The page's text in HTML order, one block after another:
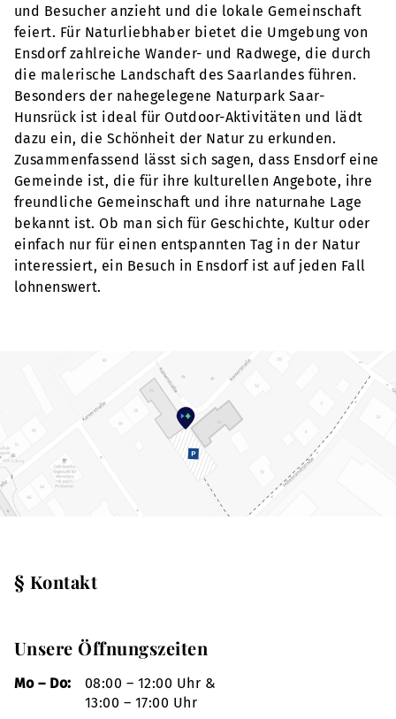
und Besucher anzieht und die lokale Gemeinschaft
feiert. Für Naturliebhaber bietet die Umgebung von
Ensdorf zahlreiche Wander- und Radwege, die durch
die malerische Landschaft des Saarlandes führen.
Besonders der nahegelegene Naturpark Saar-
Hunsrück ist ideal für Outdoor-Aktivitäten und lädt
dazu ein, die Schönheit der Natur zu erkunden.
Zusammenfassend lässt sich sagen, dass Ensdorf eine
Gemeinde ist, die für ihre kulturellen Angebote, ihre
freundliche Gemeinschaft und ihre naturnahe Lage
bekannt ist. Ob man sich für Geschichte, Kultur oder
einfach nur für einen entspannten Tag in der Natur
interessiert, ein Besuch in Ensdorf ist auf jeden Fall
lohnenswert.
§ Kontakt
Unsere Öffnungszeiten
Mo – Do:
08:00 – 12:00 Uhr &
13:00 – 17:00 Uhr